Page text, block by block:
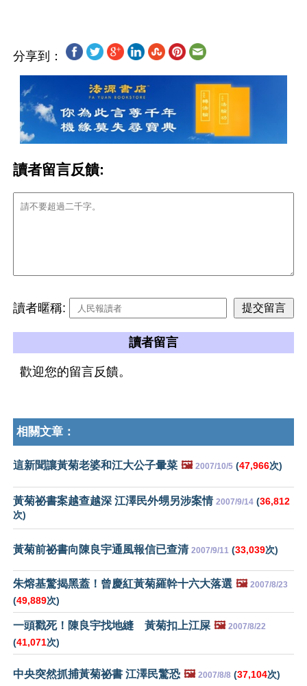
分享到：
讀者留言反饋:
讀者暱稱:
讀者留言
歡迎您的留言反饋。
相關文章：
這新聞讓黃菊老婆和江大公子暈菜 🖼️ 2007/10/5 (47,966次)
黃菊祕書案越查越深 江澤民外甥另涉案情 2007/9/14 (36,812
次)
黃菊前祕書向陳良宇通風報信已查清 2007/9/11 (33,039次)
朱熔基驚揭黑蓋！曾慶紅黃菊羅幹十六大落選 🖼️ 2007/8/23
(49,889次)
一頭戳死！陳良宇找地縫 黃菊扣上江屎 🖼️ 2007/8/22
(41,071次)
中央突然抓捕黃菊祕書 江澤民驚恐 🖼️ 2007/8/8 (37,104次)